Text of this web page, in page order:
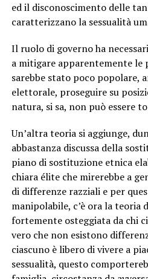
ed il disconoscimento delle
caratterizzano la sessualità
Il ruolo di governo ha
a mitigare apparentemente le
sarebbe stato poco popolare,
elettorale, proseguire su
natura, si sa, non può essere
Un’altra teoria si aggiunge,
abbastanza discussa della
piano di sostituzione etnica
chiara élite che mirerebbe a
di differenze razziali e per
manipolabile, c’è ora la teoria
fortemente osteggiata da chi
vero che non esistono
ciascuno è libero di vivere a
sessualità, questo